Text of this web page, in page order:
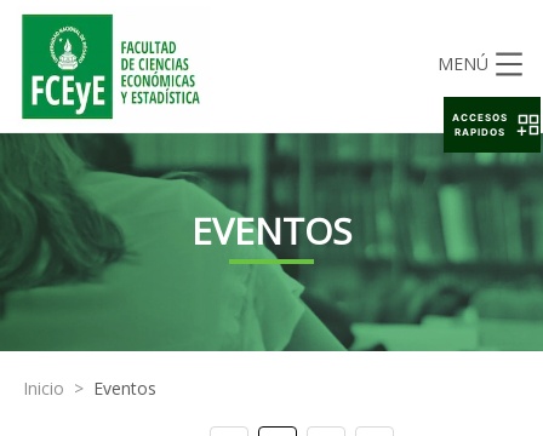
MENÚ
EVENTOS
Inicio > Eventos
ACCESOS
RAPIDOS